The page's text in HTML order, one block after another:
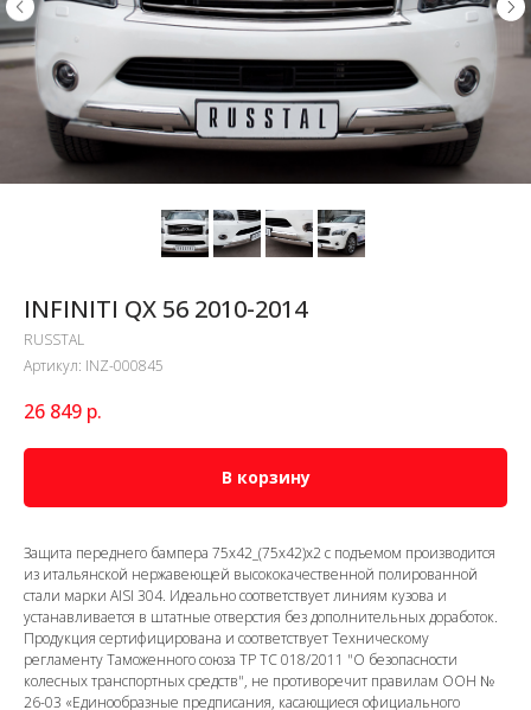
INFINITI QX 56 2010-2014
RUSSTAL
Артикул: INZ-000845
26 849 р.
В корзину
Защита переднего бампера 75х42_(75х42)х2 с подъемом производится
из итальянской нержавеющей высококачественной полированной
стали марки AISI 304. Идеально соответствует линиям кузова и
устанавливается в штатные отверстия без дополнительных доработок.
Продукция сертифицирована и соответствует Техническому
регламенту Таможенного союза ТР ТС 018/2011 "О безопасности
колесных транспортных средств", не противоречит правилам ООН №
26-03 «Единообразные предписания, касающиеся официального